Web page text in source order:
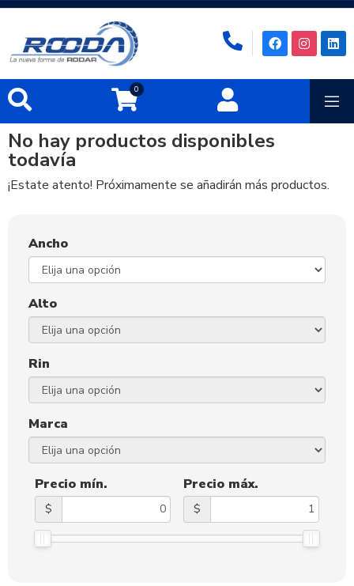
0
Ancho
Alto
Rin
Marca
Precio mín.
$
Precio máx.
$
No hay productos disponibles
todavía
¡Estate atento! Próximamente se añadirán más productos.